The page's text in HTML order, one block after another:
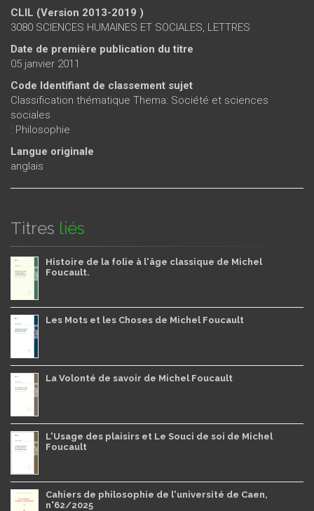
CLIL (Version 2013-2019 )
3080 SCIENCES HUMAINES ET SOCIALES, LETTRES
Date de première publication du titre
05 janvier 2011
Code Identifiant de classement sujet
Classification thématique Thema: Société et sciences
sociales
: Philosophie
Langue originale
anglais
Titres liés
Histoire de la folie à l'âge classique de Michel
Foucault.
Les Mots et les Choses de Michel Foucault
La Volonté de savoir de Michel Foucault
L'Usage des plaisirs et Le Souci de soi de Michel
Foucault
Cahiers de philosophie de l'université de Caen,
n°62/2025